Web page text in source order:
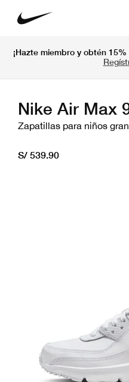
¡Hazte miembro y obtén
Nike Air Max
Zapatillas para niños
S/ 539.90